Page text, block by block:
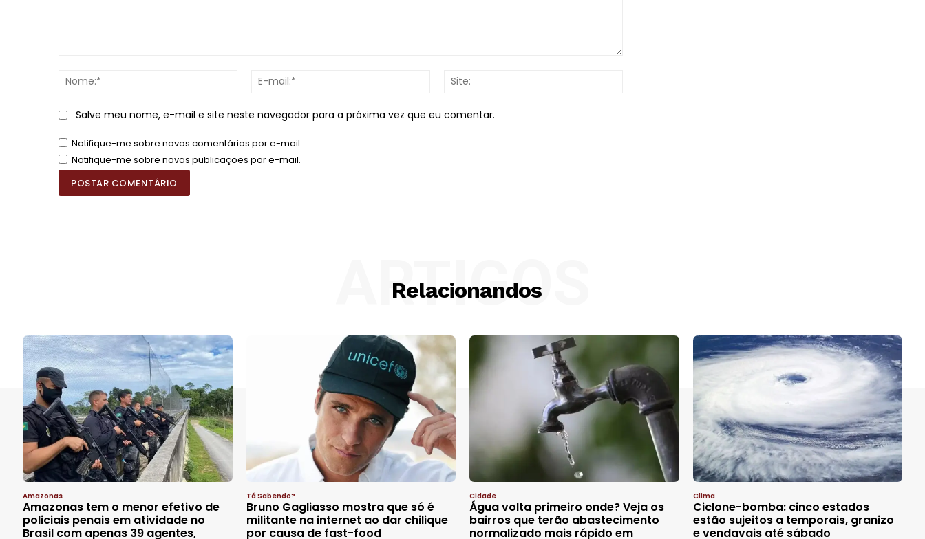
Nome:*
Salve meu nome, e-mail e site neste navegador para a próxima vez que eu comentar.
Notifique-me sobre novos comentários por e-mail.
Notifique-me sobre novas publicações por e-mail.
Relacionandos
ARTIGOS
Amazonas
Amazonas tem o menor efetivo de
policiais penais em atividade no
Brasil com apenas 39 agentes,
Tá Sabendo?
Bruno Gagliasso mostra que só é
militante na internet ao dar chilique
por causa de fast-food
Cidade
Água volta primeiro onde? Veja os
bairros que terão abastecimento
normalizado mais rápido em
Clima
Ciclone-bomba: cinco estados
estão sujeitos a temporais, granizo
e vendavais até sábado